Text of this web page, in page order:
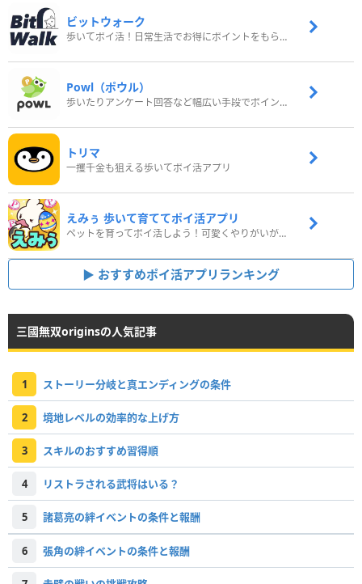
ビットウォーク
歩いてポイ活！日常生活でお得にポイントをもらおう
Powl（ポウル）
歩いたりアンケート回答など幅広い手段でポイントをゲット
トリマ
一攫千金も狙える歩いてポイ活アプリ
えみぅ 歩いて育ててポイ活アプリ
ペットを育ってポイ活しよう！可愛くやりがいがある新感覚アプリ
おすすめポイ活アプリランキング
三國無双originsの人気記事
1 ストーリー分岐と真エンディングの条件
2 境地レベルの効率的な上げ方
3 スキルのおすすめ習得順
4 リストラされる武将はいる？
5 諸葛亮の絆イベントの条件と報酬
6 張角の絆イベントの条件と報酬